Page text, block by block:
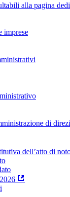
alla pagina
imprese
di
dell’atto di